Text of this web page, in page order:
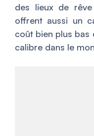
des lieux de
offrent aussi un
coût bien plus bas
calibre dans le